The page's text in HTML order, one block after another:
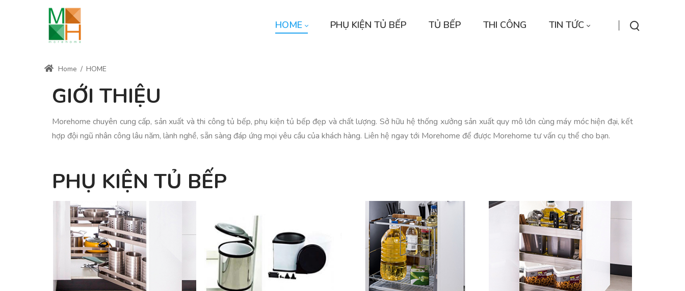
HOME PHỤ KIỆN TỦ BẾP TỦ BẾP THI CÔNG TIN TỨC
Home / HOME
GIỚI THIỆU
Morehome chuyên cung cấp, sản xuất và thi công tủ bếp, phụ kiện tủ bếp đẹp và chất lượng. Sở hữu hệ thống xưởng sản xuất quy mô lớn cùng máy móc hiện đại, kết
hợp đội ngũ nhân công lâu năm, lành nghề, sẵn sàng đáp ứng mọi yêu cầu của khách hàng. Liên hệ ngay tới Morehome để được Morehome tư vấn cụ thể cho bạn.
PHỤ KIỆN TỦ BẾP